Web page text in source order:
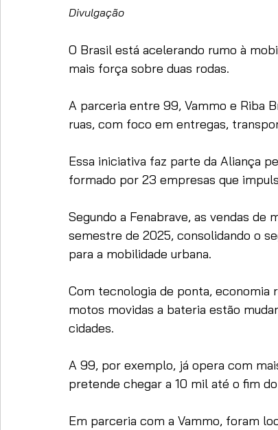
Divulgação
O Brasil está acelerando rumo à
mais força sobre duas rodas.
A parceria entre 99, Vammo e Riba
ruas, com foco em entregas,
Essa iniciativa faz parte da Aliança
formado por 23 empresas que
Segundo a Fenabrave, as vendas
semestre de 2025, consolidando o
para a mobilidade urbana.
Com tecnologia de ponta,
motos movidas a bateria estão
cidades.
A 99, por exemplo, já opera com
pretende chegar a 10 mil até o fim
Em parceria com a Vammo, foram